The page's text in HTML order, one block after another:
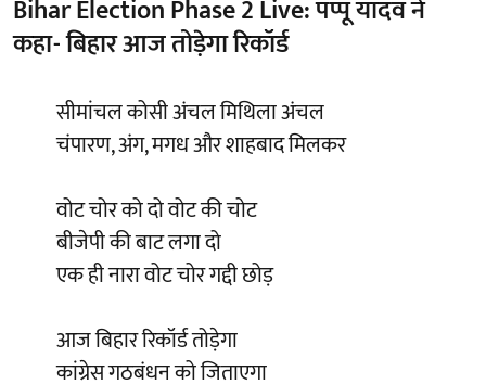
Bihar Election Phase 2 Live: पप्पू यादव ने
कहा- बिहार आज तोड़ेगा रिकॉर्ड
सीमांचल कोसी अंचल मिथिला अंचल
चंपारण, अंग, मगध और शाहबाद मिलकर
वोट चोर को दो वोट की चोट
बीजेपी की बाट लगा दो
एक ही नारा वोट चोर गद्दी छोड़
आज बिहार रिकॉर्ड तोड़ेगा
कांग्रेस गठबंधन को जिताएगा